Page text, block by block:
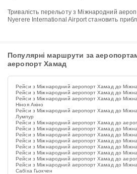
Тривалість перельоту з Міжнародний аеропорт Хамад до Julius
Nyerere International Airport становить
Популярні маршрути за
аеропорт Хамад
Рейси з Міжнародний аеропорт Хамад до
Рейси з Міжнародний аеропорт Хамад до
Рейси з Міжнародний аеропорт Хамад до
Ніноя Акіно
Рейси з Міжнародний аеропорт Хамад до
Лумпур
Рейси з Міжнародний аеропорт Хамад до
Рейси з Міжнародний аеропорт Хамад до
Рейси з Міжнародний аеропорт Хамад до
Рейси з Міжнародний аеропорт Хамад до
Рейси з Міжнародний аеропорт Хамад до
Рейси з Міжнародний аеропорт Хамад до
Рейси з Міжнародний аеропорт Хамад до
Рейси з Міжнародний аеропорт Хамад до
Сабіха Гьокчен